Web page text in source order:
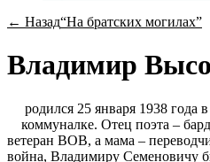
← Назад“На братских могилах”
Владимир
родился 25 января 1938 года
коммуналке. Отец поэта –
ветеран ВОВ, а мама –
война, Владимиру Семеновичу